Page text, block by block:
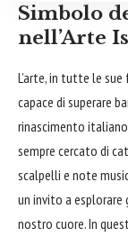
Simbolo
nell’Arte
L’arte, in tutte le
capace di superare
rinascimento
sempre cercato di
scalpelli e note
un invito a
nostro cuore. In